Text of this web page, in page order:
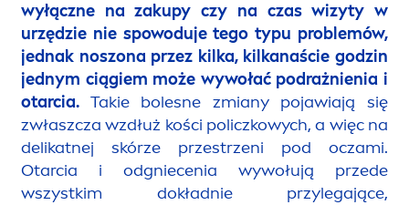
wyłączne na zakupy czy na czas wizyty w
urzędzie nie spowoduje tego typu problemów,
jednak noszona przez kilka, kilkanaście godzin
jednym ciągiem może wywołać podrażnienia i
otarcia. Takie bolesne zmiany pojawiają się
zwłaszcza wzdłuż kości policzkowych, a więc na
delikatnej skórze przestrzeni pod oczami.
Otarcia i odgniecenia wywołują przede
wszystkim dokładnie przylegające,